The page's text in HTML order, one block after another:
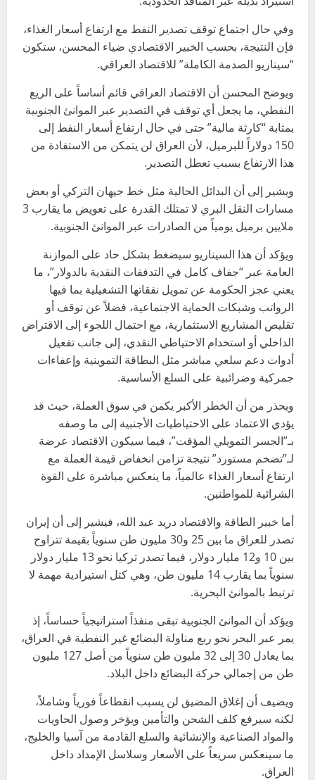
وفي حال اجتماع توقف تصدير النفط مع ارتفاع أسعار الغذاء،
فإن النتيجة، بحسب الخبير الاقتصادي ضياء المحسن، ستكون
“سيناريو الصدمة الكاملة” للاقتصاد العراقي.
ويوضح المحسن أن الاقتصاد العراقي قائم أساساً على الريع
النفطي، ما يجعل أي توقف في التصدير عبر الموانئ الجنوبية
بمثابة “كارثة مالية” حتى في حال ارتفاع أسعار النفط إلى
150 دولاراً للبرميل، لأن العراق لن يتمكن من الاستفادة من
هذا الارتفاع بسبب تعطل التصدير.
ويشير إلى أن البدائل الحالية مثل خط جيهان التركي أو بعض
مسارات النقل البري لا تمتلك القدرة على تعويض ما يقارب 3
ملايين برميل يومياً من الصادرات عبر الموانئ الجنوبية.
ويؤكد أن هذا السيناريو سيضغط بشكل حاد على الموازنة
العامة عبر “جفاف كامل في التدفقات النقدية بالدولار”، ما
يعني عجز الحكومة عن تمويل نفقاتها التشغيلية بما فيها
الرواتب وشبكات الحماية الاجتماعية، فضلاً عن توقف أو
تقليص المشاريع الاستثمارية، مع احتمال اللجوء إلى الاقتراض
الداخلي أو استخدام الاحتياطي النقدي، إلى جانب تفعيل
أدوات دعم سلعي مباشر مثل البطاقة التموينية وإعفاءات
جمركية وضرائبية على السلع الأساسية.
ويحذر من أن الخطر الأكبر يكمن في سوق العملة، حيث قد
يؤدي الاعتماد على الاحتياطيات الأجنبية إلى ما وصفه
بـ”الجسر التمويلي المؤقت”، فيما سيكون الاقتصاد عرضة
لـ”تضخم مستورد” نتيجة تزامن انخفاض قيمة العملة مع
ارتفاع أسعار الغذاء عالمياً، ما ينعكس مباشرة على القوة
الشرائية للمواطنين.
أما خبير الطاقة والاقتصاد دريد عبد الله، فيشير إلى أن إيران
تصدر للعراق ما بين 25 و30 مليون طن سنوياً بقيمة تتراوح
بين 10 و12 مليار دولار، فيما تصدر تركيا نحو 13 مليار دولار
سنوياً بما يقارب 14 مليون طن، وهي كتل استيرادية مهمة لا
ترتبط بالموانئ البحرية.
ويؤكد أن الموانئ الجنوبية تبقى منفذاً استراتيجياً حساساً، إذ
يمر عبر البحر نحو ربع مناولة البضائع غير النفطية في العراق،
بما يعادل 30 إلى 32 مليون طن سنوياً من أصل 127 مليون
طن من إجمالي حركة البضائع داخل البلاد.
ويضيف أن إغلاق المضيق لن يسبب انقطاعاً فورياً وشاملاً،
لكنه سيرفع كلف الشحن والتأمين ويؤخر وصول الحاويات
والمواد الصناعية والإنشائية والسلع القادمة من آسيا والخليج،
ما سينعكس سريعاً على الأسعار وسلاسل الإمداد داخل
العراق.